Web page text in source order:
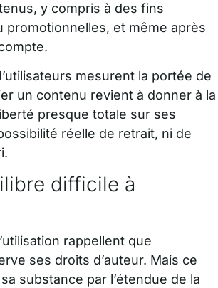
y compris à des fins
promotionnelles, et même après
mesurent la portée de
un contenu revient à donner à la
presque totale sur ses
réelle de retrait, ni de
difficile à
rappellent que
ses droits d’auteur. Mais ce
substance par l’étendue de la